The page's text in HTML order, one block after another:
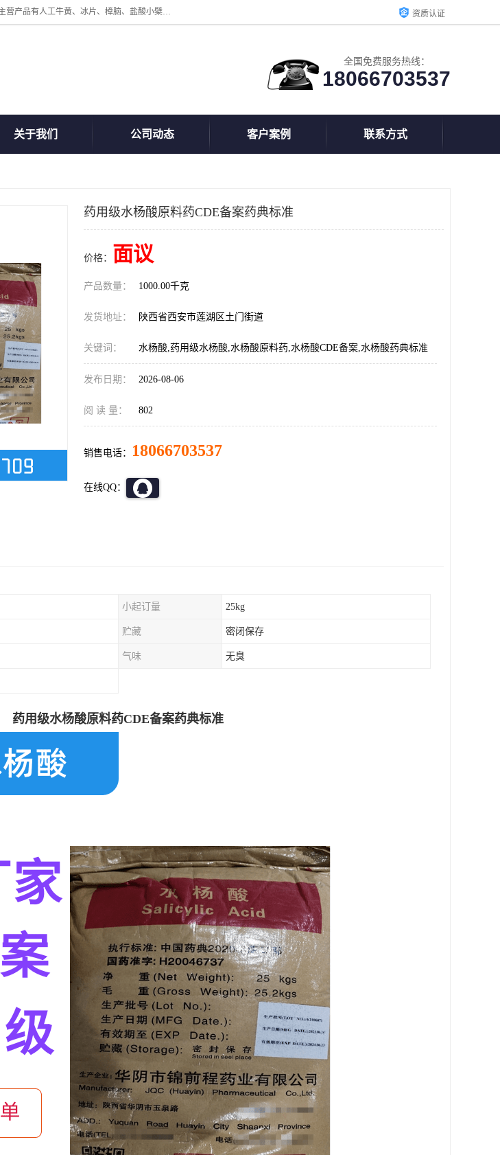
陕西盘龙翊海医药有限公司是一家民营科技型中小企业，公司核心专注医药原料药与药用辅料的批发，主营产品有人工牛黄、冰片、樟脑、盐酸小檗碱、氢氧化铝、枸橼酸喷托维林、甲硝唑、维生素B、维生素C、维生素E、克霉唑、利巴韦林、氯化铵等。 资质认证
全国免费服务热线：
18066703537
关于我们 公司动态 客户案例 联系方式
药用级水杨酸原料药CDE备案药典标准
价格： 面议
产品数量： 1000.00千克
发货地址： 陕西省西安市莲湖区土门街道
关键词： 水杨酸,药用级水杨酸,水杨酸原料药,水杨酸CDE备案,水杨酸药典标准
发布日期： 2026-08-06
阅 读 量： 802
销售电话： 18066703537
在线QQ：
小起订量 25kg
贮藏 密闭保存
气味 无臭
药用级水杨酸原料药CDE备案药典标准